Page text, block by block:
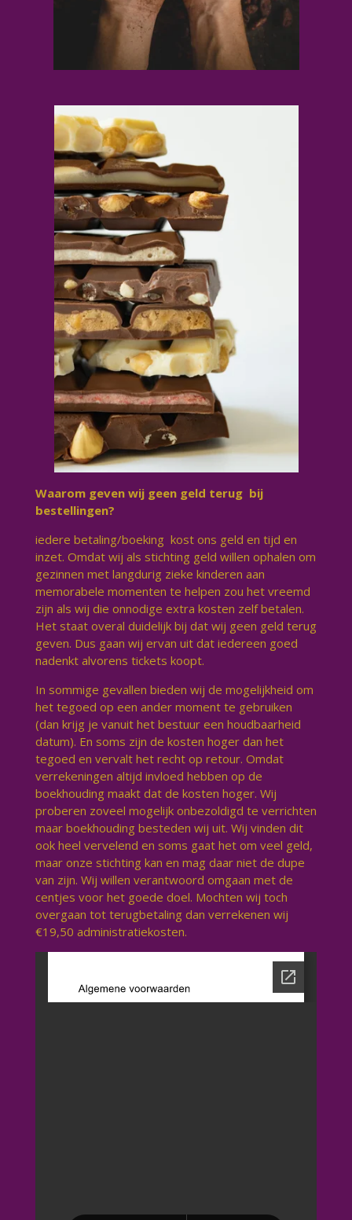
Waarom geven wij geen geld terug bij
bestellingen?
iedere betaling/boeking kost ons geld en tijd en
inzet. Omdat wij als stichting geld willen ophalen om
gezinnen met langdurig zieke kinderen aan
memorabele momenten te helpen zou het vreemd
zijn als wij die onnodige extra kosten zelf betalen.
Het staat overal duidelijk bij dat wij geen geld terug
geven. Dus gaan wij ervan uit dat iedereen goed
nadenkt alvorens tickets koopt.
In sommige gevallen bieden wij de mogelijkheid om
het tegoed op een ander moment te gebruiken
(dan krijg je vanuit het bestuur een houdbaarheid
datum). En soms zijn de kosten hoger dan het
tegoed en vervalt het recht op retour. Omdat
verrekeningen altijd invloed hebben op de
boekhouding maakt dat de kosten hoger. Wij
proberen zoveel mogelijk onbezoldigd te verrichten
maar boekhouding besteden wij uit. Wij vinden dit
ook heel vervelend en soms gaat het om veel geld,
maar onze stichting kan en mag daar niet de dupe
van zijn. Wij willen verantwoord omgaan met de
centjes voor het goede doel. Mochten wij toch
overgaan tot terugbetaling dan verrekenen wij
€19,50 administratiekosten.